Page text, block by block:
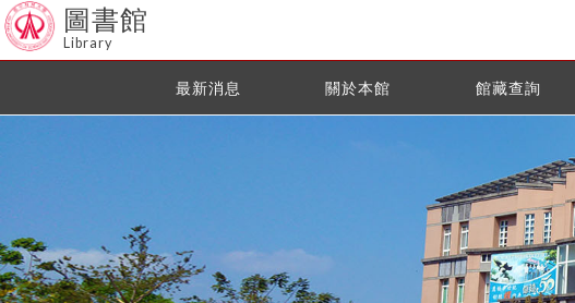
圖書館
Library
最新消息 關於本館 館藏查詢